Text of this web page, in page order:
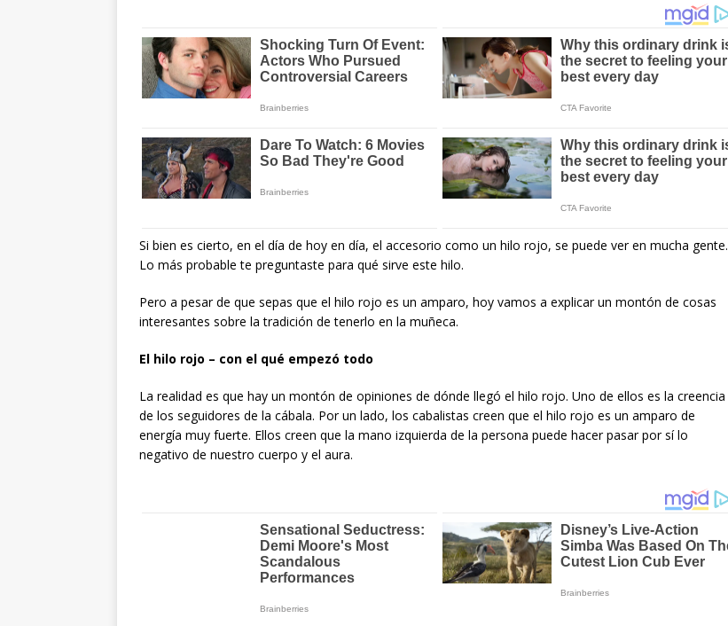
Si bien es cierto, en el día de hoy en día, el accesorio como un hilo rojo, se puede ver en mucha gente.
Lo más probable te preguntaste para qué sirve este hilo.
Pero a pesar de que sepas que el hilo rojo es un amparo, hoy vamos a explicar un montón de cosas
interesantes sobre la tradición de tenerlo en la muñeca.
El hilo rojo – con el qué empezó todo
La realidad es que hay un montón de opiniones de dónde llegó el hilo rojo. Uno de ellos es la creencia
de los seguidores de la cábala. Por un lado, los cabalistas creen que el hilo rojo es un amparo de
energía muy fuerte. Ellos creen que la mano izquierda de la persona puede hacer pasar por sí lo
negativo de nuestro cuerpo y el aura.